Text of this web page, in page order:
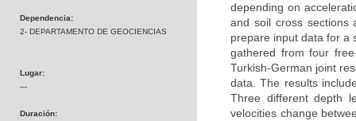
Dependencia:
2- DEPARTAMENTO DE GEOCIENCIAS
Lugar:
---
Duración:
depending on
and soil cross sections
prepare input data for a
gathered from four
Turkish-German joint
data. The results
Three different depth
velocities change